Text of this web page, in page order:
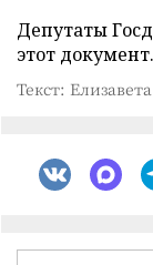
Депутаты
этот документ.
Текст: